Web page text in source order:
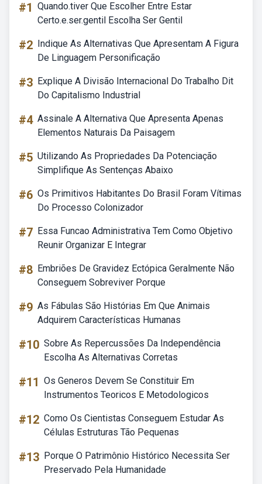
#1 Quando.tiver Que Escolher Entre Estar
Certo.e.ser.gentil Escolha Ser Gentil
#2 Indique As Alternativas Que Apresentam A Figura
De Linguagem Personificação
#3 Explique A Divisão Internacional Do Trabalho Dit
Do Capitalismo Industrial
#4 Assinale A Alternativa Que Apresenta Apenas
Elementos Naturais Da Paisagem
#5 Utilizando As Propriedades Da Potenciação
Simplifique As Sentenças Abaixo
#6 Os Primitivos Habitantes Do Brasil Foram Vítimas
Do Processo Colonizador
#7 Essa Funcao Administrativa Tem Como Objetivo
Reunir Organizar E Integrar
#8 Embriões De Gravidez Ectópica Geralmente Não
Conseguem Sobreviver Porque
#9 As Fábulas São Histórias Em Que Animais
Adquirem Características Humanas
#10 Sobre As Repercussões Da Independência
Escolha As Alternativas Corretas
#11 Os Generos Devem Se Constituir Em
Instrumentos Teoricos E Metodologicos
#12 Como Os Cientistas Conseguem Estudar As
Células Estruturas Tão Pequenas
#13 Porque O Patrimônio Histórico Necessita Ser
Preservado Pela Humanidade